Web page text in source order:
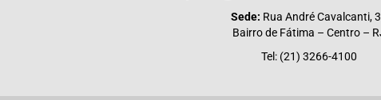
Sede: Rua André Cavalcanti,
Bairro de Fátima – Centro –
Tel: (21) 3266-4100